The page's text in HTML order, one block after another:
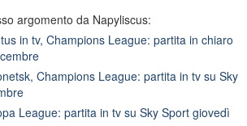
argomento da Napyliscus:
in tv, Champions League: partita in chiaro
Champions League: partita in tv su Sky
League: partita in tv su Sky Sport giovedì